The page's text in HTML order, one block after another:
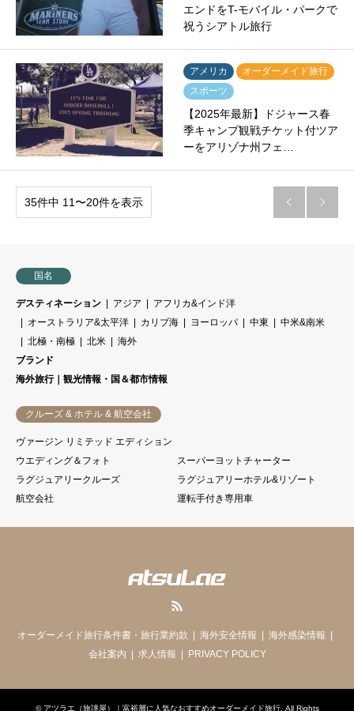
エンドをT-モバイル・パークで
祝うシアトル旅行
アメリカ
オーダーメイド旅行
スポーツ
【2025年最新】ドジャース春
季キャンプ観戦チケット付ツア
ーをアリゾナ州フェ…
35件中 11〜20件を表示  
国名
デスティネーション アジア
アフリカ&インド洋
オーストラリア&太平洋
カリブ海 ヨーロッパ 中東
中米&南米
北極・南極
北米
海外
ブランド
海外旅行｜観光情報・国＆都市情報
クルーズ & ホテル & 航空会社
ヴァージン リミテッド エディション
ウエディング＆フォト
スーパーヨットチャーター
ラグジュアリークルーズ
ラグジュアリーホテル&リゾート
航空会社
運転手付き専用車
オーダーメイド旅行条件書・旅行業約款 海外安全情報
海外感染情報
会社案内
求人情報 PRIVACY POLICY
© アツラエ（旅誂屋）｜富裕層に人気なおすすめオーダーメイド旅行. All Rights